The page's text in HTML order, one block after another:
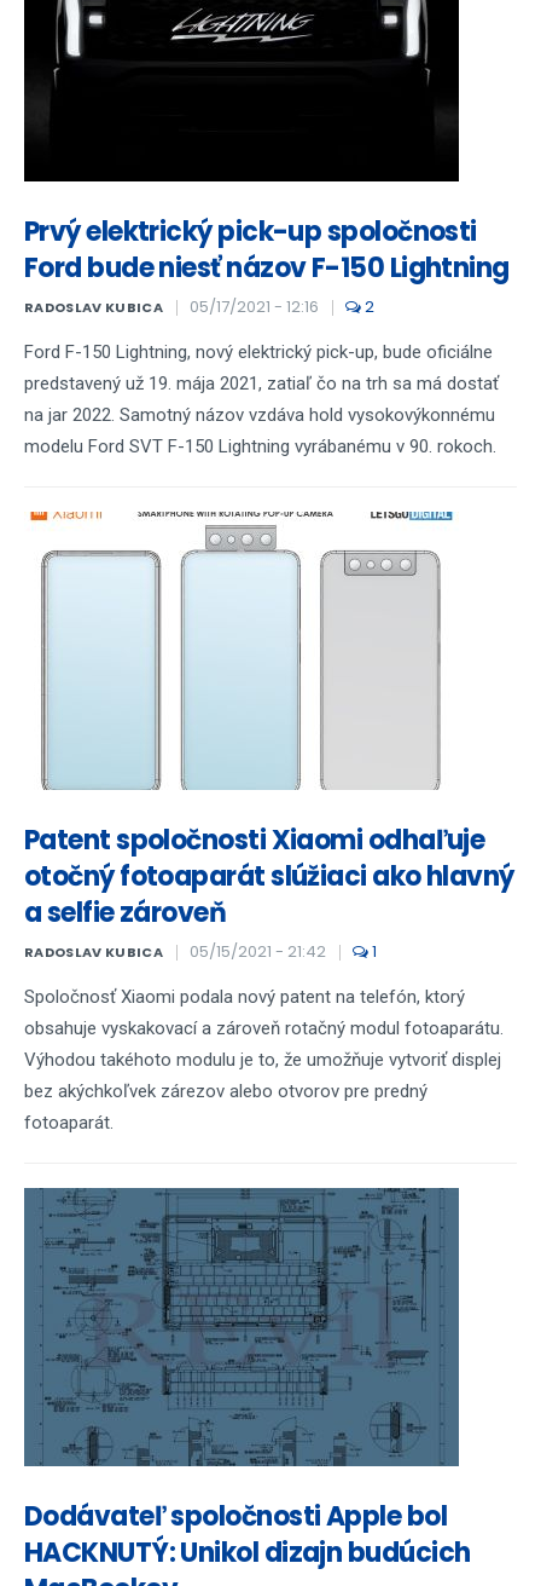
Prvý elektrický pick-up spoločnosti
Ford bude niesť názov F-150 Lightning
RADOSLAV KUBICA 05/17/2021 - 12:16 2
Ford F-150 Lightning, nový elektrický pick-up, bude oficiálne
predstavený už 19. mája 2021, zatiaľ čo na trh sa má dostať
na jar 2022. Samotný názov vzdáva hold vysokovýkonnému
modelu Ford SVT F-150 Lightning vyrábanému v 90. rokoch.
Patent spoločnosti Xiaomi odhaľuje
otočný fotoaparát slúžiaci ako hlavný
a selfie zároveň
RADOSLAV KUBICA 05/15/2021 - 21:42 1
Spoločnosť Xiaomi podala nový patent na telefón, ktorý
obsahuje vyskakovací a zároveň rotačný modul fotoaparátu.
Výhodou takéhoto modulu je to, že umožňuje vytvoriť displej
bez akýchkoľvek zárezov alebo otvorov pre predný
fotoaparát.
Dodávateľ spoločnosti Apple bol
HACKNUTÝ: Unikol dizajn budúcich